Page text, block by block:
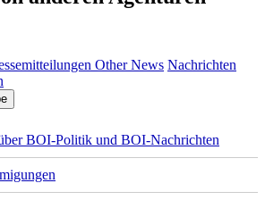
Other News Nachrichten
BOI-Politik und BOI-Nachrichten